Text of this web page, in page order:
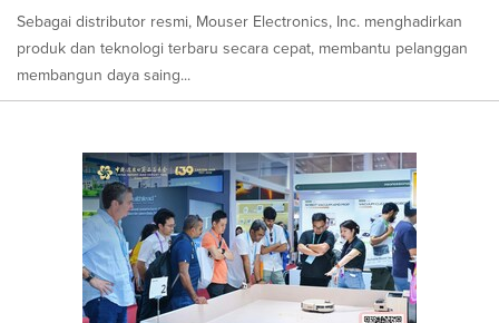
Sebagai distributor resmi, Mouser Electronics, Inc. menghadirkan
produk dan teknologi terbaru secara cepat, membantu pelanggan
membangun daya saing...